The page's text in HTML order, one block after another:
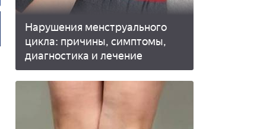
Нарушения менструального
цикла: причины, симптомы,
диагностика и лечение